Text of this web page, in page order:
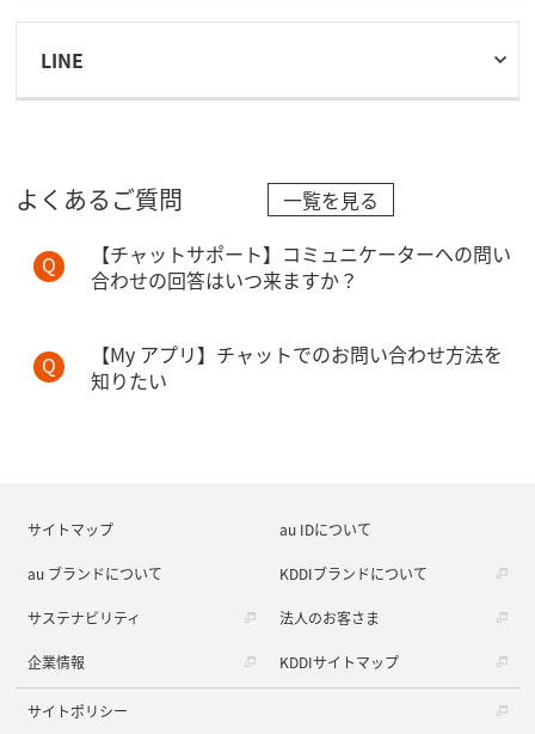
LINE
よくあるご質問
一覧を見る
【チャットサポート】コミュニケーターへの問い
合わせの回答はいつ来ますか？
【My アプリ】チャットでのお問い合わせ方法を
知りたい
サイトマップ au IDについて
au ブランドについて KDDIブランドについて
サステナビリティ 法人のお客さま
企業情報 KDDIサイトマップ
サイトポリシー